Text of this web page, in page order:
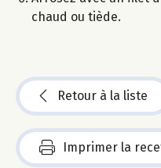
chaud ou tiède.
Retour à la liste
Imprimer la